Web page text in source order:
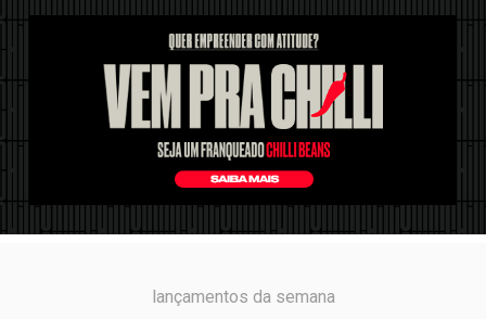
lançamentos da semana